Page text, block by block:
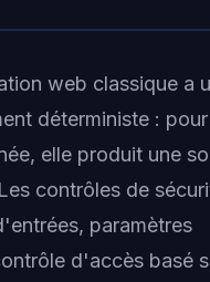
web classique a
déterministe :
elle produit une
contrôles de
paramètres
d'accès basé